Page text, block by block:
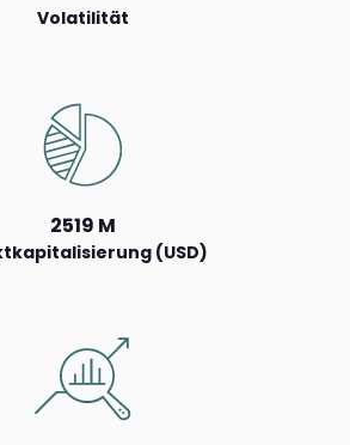
Volatilität
2519 M
(USD)